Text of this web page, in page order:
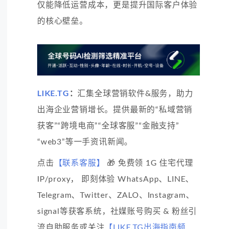
仅能降低运营成本，更是提升国际客户体验
的核心壁垒。
LIKE.TG ： 汇集全球营销软件&服务，助力
出海企业营销增长。提供最新的“私域营销
获客”“跨境电商”“全球客服”“金融支持”
“web3”等一手资讯新闻。
点击 【联系客服】
🎁 免费领 1G 住宅代理
IP/proxy， 即刻体验 WhatsApp、LINE、
Telegram、Twitter、ZALO、Instagram、
signal等获客系统，社媒账号购买 & 粉丝引